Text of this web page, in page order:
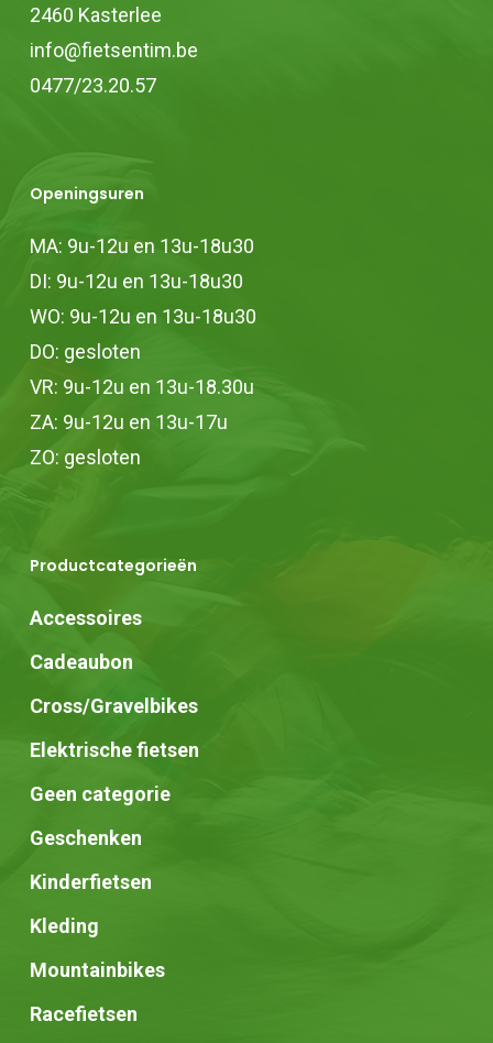
de
2460 Kasterlee
info@fietsentim.be
0477/23.20.57
Openingsuren
MA: 9u-12u en 13u-18u30
DI: 9u-12u en 13u-18u30
WO: 9u-12u en 13u-18u30
DO: gesloten
VR: 9u-12u en 13u-18.30u
ZA: 9u-12u en 13u-17u
ZO: gesloten
Productcategorieën
Accessoires
Cadeaubon
Cross/Gravelbikes
Elektrische fietsen
Geen categorie
Geschenken
Kinderfietsen
Kleding
Mountainbikes
Racefietsen